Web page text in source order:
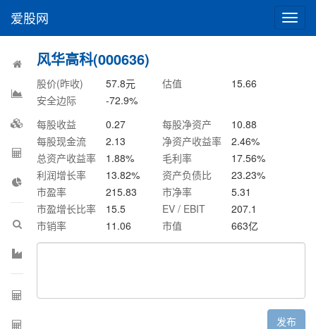
切
换
爱股网
风华高科(000636)
股价(昨收) 57.8元 估值
15.66
安全边际
-72.9%
每股收益
0.27 每股净资产
10.88
每股现金流
2.13 净资产收益率 2.46%
总资产收益率
1.88% 毛利率 17.56%
利润增长率
13.82% 资产负债比 23.23%
市盈率
215.83 市净率
5.31
市盈增长比率
15.5 EV / EBIT
207.1
市销率
11.06 市值 663亿
发布